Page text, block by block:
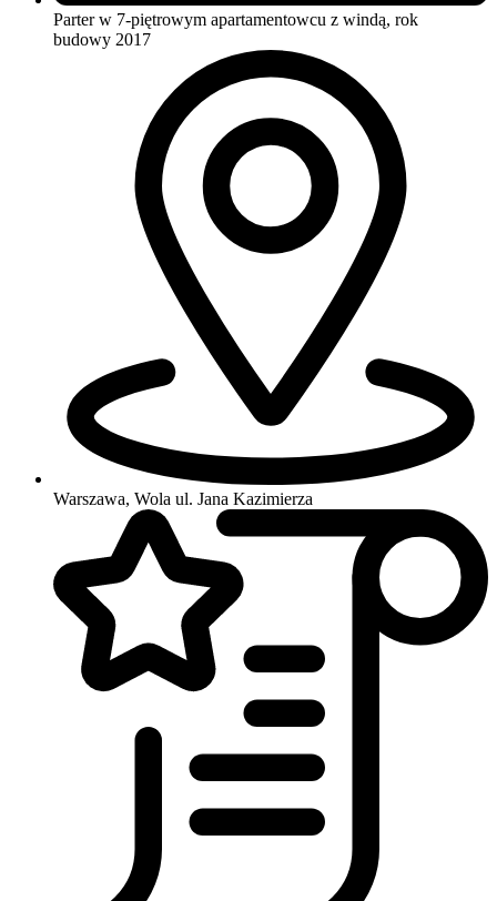
Parter w 7-piętrowym apartamentowcu z windą, rok
budowy 2017
Warszawa, Wola ul. Jana Kazimierza